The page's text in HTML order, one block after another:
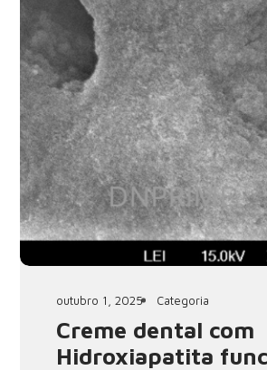
outubro 1, 2025 Categoria
Creme dental com
Hidroxiapatita